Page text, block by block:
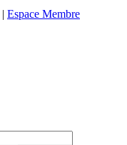
| Espace Membre